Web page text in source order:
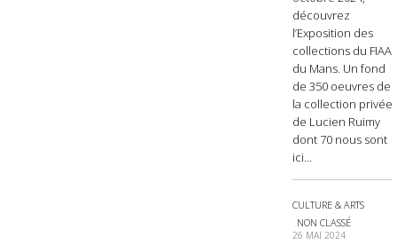
découvrez
l’Exposition des
collections du FIAA
du Mans. Un fond
de 350 oeuvres de
la collection privée
de Lucien Ruimy
dont 70 nous sont
ici...
CULTURE & ARTS
NON CLASSÉ
26 MAI 2024